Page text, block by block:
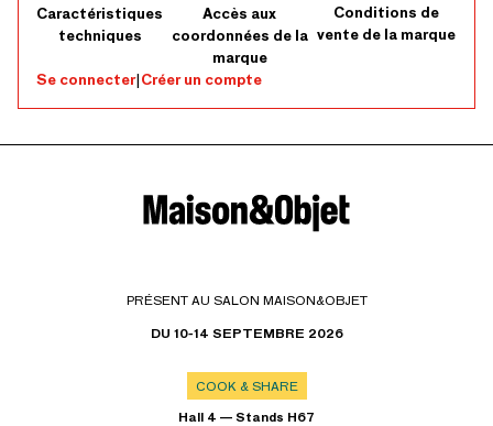
Caractéristiques
techniques
Accès aux
coordonnées de la
marque
Conditions de
vente de la marque
Se connecter|Créer un compte
PRÉSENT AU SALON MAISON&OBJET
DU 10-14 SEPTEMBRE 2026
COOK & SHARE
Hall 4 — Stands H67